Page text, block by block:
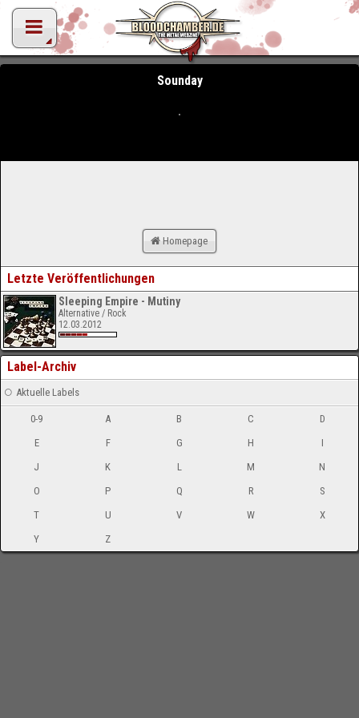
Sounday
Homepage
Letzte Veröffentlichungen
Sleeping Empire - Mutiny
Alternative / Rock
12.03.2012
Label-Archiv
Aktuelle Labels
0-9 A B C
D
E
F G H
I
J
K L M
N
O
P Q R
S
T
U V W
X
Y
Z